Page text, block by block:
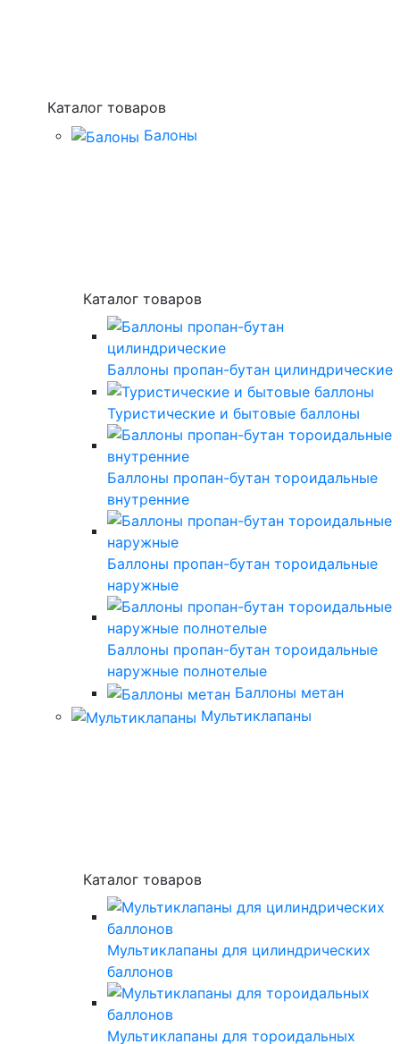
Каталог товаров
Балоны
Каталог товаров
Баллоны пропан-бутан цилиндрические
Туристические и бытовые баллоны
Баллоны пропан-бутан тороидальные
внутренние
Баллоны пропан-бутан тороидальные
наружные
Баллоны пропан-бутан тороидальные
наружные полнотелые
Баллоны метан
Мультиклапаны
Каталог товаров
Мультиклапаны для цилиндрических
баллонов
Мультиклапаны для тороидальных